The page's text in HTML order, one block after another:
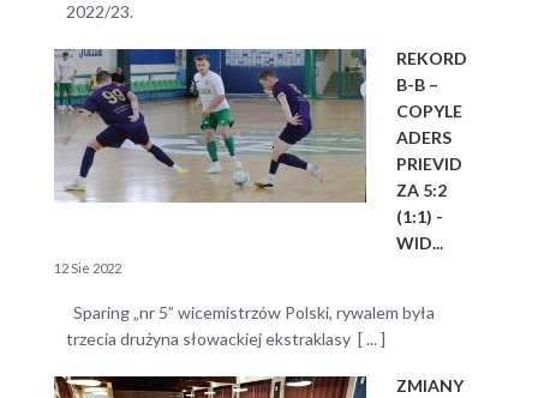
2022/23.
REKORD
B-B –
COPYLE
ADERS
PRIEVID
ZA 5:2
(1:1) -
WID...
12 Sie 2022
Sparing „nr 5” wicemistrzów Polski, rywalem była
trzecia drużyna słowackiej ekstraklasy [ ... ]
ZMIANY